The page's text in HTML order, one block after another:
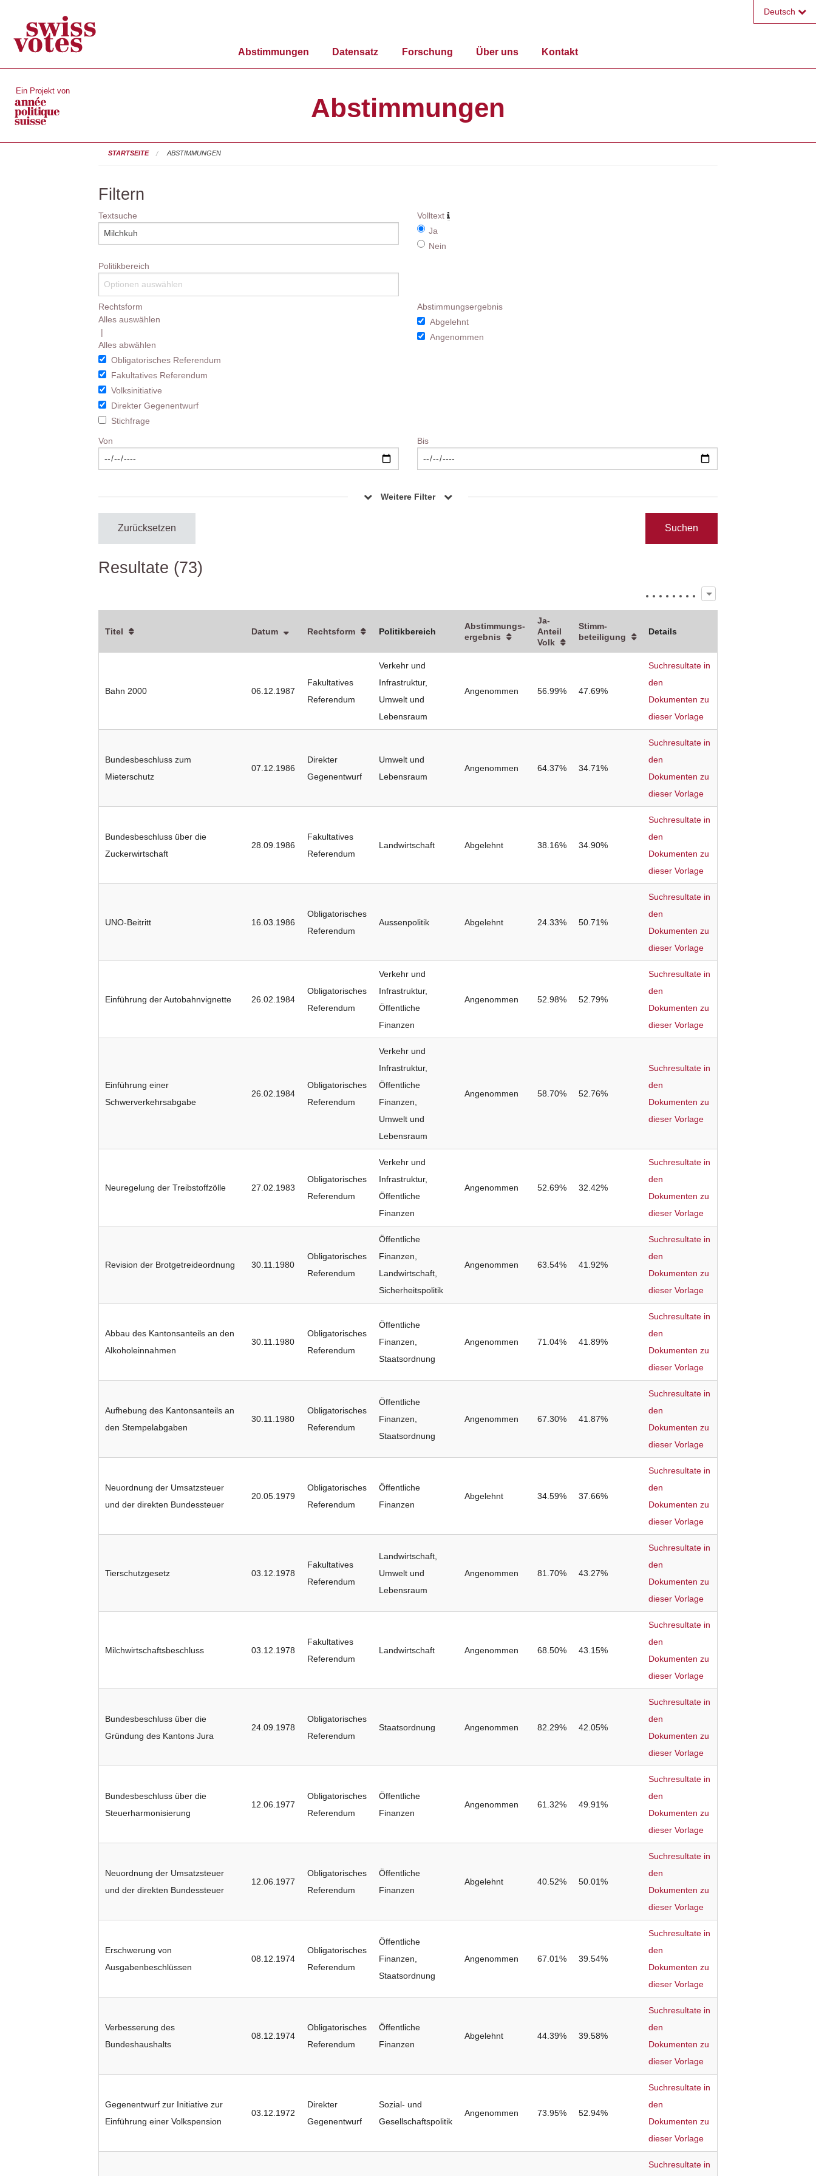
Abstimmungen Datensatz Forschung Über uns Kontakt
Deutsch
Ein Projekt von
Abstimmungen
STARTSEITE ABSTIMMUNGEN
Filtern
Textsuche
Volltext
Ja
Nein
Politikbereich
Rechtsform
Alles auswählen
|
Alles abwählen
Obligatorisches Referendum
Fakultatives Referendum
Volksinitiative
Direkter Gegenentwurf
Stichfrage
Abstimmungsergebnis
Abgelehnt
Angenommen
Von Bis
Weitere Filter
Zurücksetzen
Resultate (73)
Titel Datum Rechtsform Politikbereich
Abstimmungs­
ergebnis
Ja-
Anteil
Volk
Stimm­
beteiligung
Details
Bahn 2000 06.12.1987
Fakultatives
Referendum
Verkehr und
Infrastruktur,
Umwelt und
Lebensraum
Angenommen 56.99% 47.69%
Suchresultate in
den
Dokumenten zu
dieser Vorlage
Bundesbeschluss zum
Mieterschutz
07.12.1986
Direkter
Gegenentwurf
Umwelt und
Lebensraum
Angenommen 64.37% 34.71%
Suchresultate in
den
Dokumenten zu
dieser Vorlage
Bundesbeschluss über die
Zuckerwirtschaft
28.09.1986
Fakultatives
Referendum
Landwirtschaft Abgelehnt 38.16% 34.90%
Suchresultate in
den
Dokumenten zu
dieser Vorlage
UNO-Beitritt 16.03.1986
Obligatorisches
Referendum
Aussenpolitik Abgelehnt 24.33% 50.71%
Suchresultate in
den
Dokumenten zu
dieser Vorlage
Einführung der Autobahnvignette 26.02.1984
Obligatorisches
Referendum
Verkehr und
Infrastruktur,
Öffentliche
Finanzen
Angenommen 52.98% 52.79%
Suchresultate in
den
Dokumenten zu
dieser Vorlage
Einführung einer
Schwerverkehrsabgabe
26.02.1984
Obligatorisches
Referendum
Verkehr und
Infrastruktur,
Öffentliche
Finanzen,
Umwelt und
Lebensraum
Angenommen 58.70% 52.76%
Suchresultate in
den
Dokumenten zu
dieser Vorlage
Neuregelung der Treibstoffzölle 27.02.1983
Obligatorisches
Referendum
Verkehr und
Infrastruktur,
Öffentliche
Finanzen
Angenommen 52.69% 32.42%
Suchresultate in
den
Dokumenten zu
dieser Vorlage
Revision der Brotgetreideordnung 30.11.1980
Obligatorisches
Referendum
Öffentliche
Finanzen,
Landwirtschaft,
Sicherheitspolitik
Angenommen 63.54% 41.92%
Suchresultate in
den
Dokumenten zu
dieser Vorlage
Abbau des Kantonsanteils an den
Alkoholeinnahmen
30.11.1980
Obligatorisches
Referendum
Öffentliche
Finanzen,
Staatsordnung
Angenommen 71.04% 41.89%
Suchresultate in
den
Dokumenten zu
dieser Vorlage
Aufhebung des Kantonsanteils an
den Stempelabgaben
30.11.1980
Obligatorisches
Referendum
Öffentliche
Finanzen,
Staatsordnung
Angenommen 67.30% 41.87%
Suchresultate in
den
Dokumenten zu
dieser Vorlage
Neuordnung der Umsatzsteuer
und der direkten Bundessteuer
20.05.1979
Obligatorisches
Referendum
Öffentliche
Finanzen
Abgelehnt 34.59% 37.66%
Suchresultate in
den
Dokumenten zu
dieser Vorlage
Tierschutzgesetz 03.12.1978
Fakultatives
Referendum
Landwirtschaft,
Umwelt und
Lebensraum
Angenommen 81.70% 43.27%
Suchresultate in
den
Dokumenten zu
dieser Vorlage
Milchwirtschaftsbeschluss 03.12.1978
Fakultatives
Referendum
Landwirtschaft Angenommen 68.50% 43.15%
Suchresultate in
den
Dokumenten zu
dieser Vorlage
Bundesbeschluss über die
Gründung des Kantons Jura
24.09.1978
Obligatorisches
Referendum
Staatsordnung Angenommen 82.29% 42.05%
Suchresultate in
den
Dokumenten zu
dieser Vorlage
Bundesbeschluss über die
Steuerharmonisierung
12.06.1977
Obligatorisches
Referendum
Öffentliche
Finanzen
Angenommen 61.32% 49.91%
Suchresultate in
den
Dokumenten zu
dieser Vorlage
Neuordnung der Umsatzsteuer
und der direkten Bundessteuer
12.06.1977
Obligatorisches
Referendum
Öffentliche
Finanzen
Abgelehnt 40.52% 50.01%
Suchresultate in
den
Dokumenten zu
dieser Vorlage
Erschwerung von
Ausgabenbeschlüssen
08.12.1974
Obligatorisches
Referendum
Öffentliche
Finanzen,
Staatsordnung
Angenommen 67.01% 39.54%
Suchresultate in
den
Dokumenten zu
dieser Vorlage
Verbesserung des
Bundeshaushalts
08.12.1974
Obligatorisches
Referendum
Öffentliche
Finanzen
Abgelehnt 44.39% 39.58%
Suchresultate in
den
Dokumenten zu
dieser Vorlage
Gegenentwurf zur Initiative zur
Einführung einer Volkspension
03.12.1972
Direkter
Gegenentwurf
Sozial- und
Gesellschaftspolitik
Angenommen 73.95% 52.94%
Suchresultate in
den
Dokumenten zu
dieser Vorlage
Suchresultate in